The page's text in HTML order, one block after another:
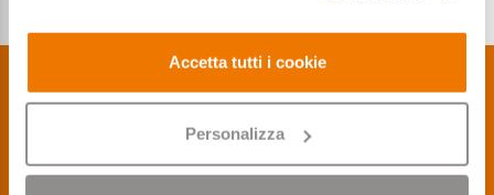
Accetta tutti i cookie
Personalizza
PORTE BLINDATE